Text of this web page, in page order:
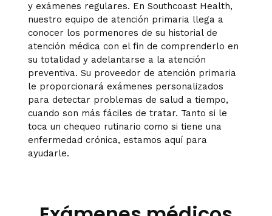
y exámenes regulares. En Southcoast Health,
nuestro equipo de atención primaria llega a
conocer los pormenores de su historial de
atención médica con el fin de comprenderlo en
su totalidad y adelantarse a la atención
preventiva. Su proveedor de atención primaria
le proporcionará exámenes personalizados
para detectar problemas de salud a tiempo,
cuando son más fáciles de tratar. Tanto si le
toca un chequeo rutinario como si tiene una
enfermedad crónica, estamos aquí para
ayudarle.